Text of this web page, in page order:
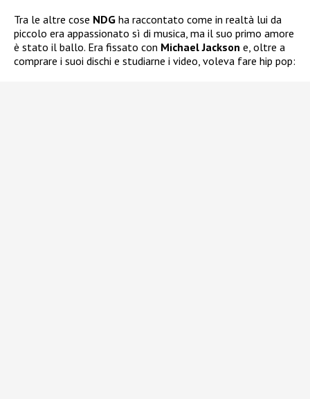
Tra le altre cose NDG ha raccontato come in realtà lui da
piccolo era appassionato sì di musica, ma il suo primo amore
è stato il ballo. Era fissato con Michael Jackson e, oltre a
comprare i suoi dischi e studiarne i video, voleva fare hip pop: